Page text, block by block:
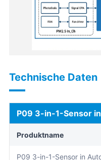
Technische Daten
P09 3-in-1-Sensor
Produktname
P09 3-in-1-Sensor in